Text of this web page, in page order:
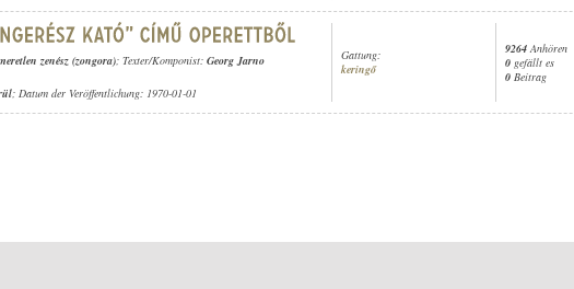
zenész (zongora); Texter/Komponist: Georg Jarno
; Datum der Veröffentlichung: 1970-01-01
Gattung:
keringő
9264 Anhören
0 gefällt es
0 Beitrag